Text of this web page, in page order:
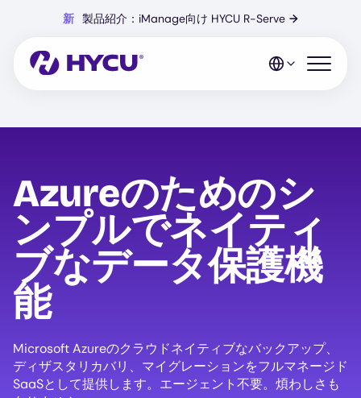
content
新 製品紹介：iManage向け HYCU R-Serve →
Open
Azureのためのシ
ンプルでネイティ
ブなデータ保護機
能
Microsoft Azureのクラウドネイティブなバックアップ、
ディザスタリカバリ、マイグレーションをフルマネージド
SaaSとして提供します。エージェント不要。煩わしさも